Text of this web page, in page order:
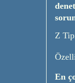
Z
En